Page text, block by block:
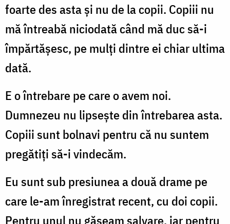
foarte des asta și nu de la copii. Copiii nu
mă întreabă niciodată când mă duc să-i
împărtășesc, pe mulți dintre ei chiar ultima
dată.
E o întrebare pe care o avem noi.
Dumnezeu nu lipsește din întrebarea asta.
Copiii sunt bolnavi pentru că nu suntem
pregătiți să-i vindecăm.
Eu sunt sub presiunea a două drame pe
care le-am înregistrat recent, cu doi copii.
Pentru unul nu găseam salvare, iar pentru